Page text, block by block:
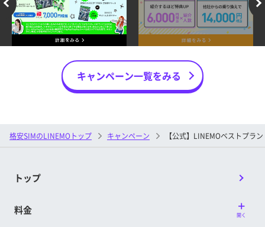
キャンペーン一覧をみる
格安SIMのLINEMOトップ キャンペーン 【公式】LINEMOベストプラン
トップ
料金 開く